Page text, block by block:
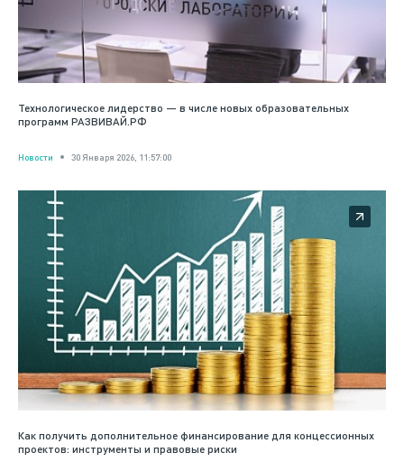
Технологическое лидерство — в числе новых образовательных
программ РАЗВИВАЙ.РФ
Новости 30 Января 2026, 11:57:00
Как получить дополнительное финансирование для концессионных
проектов: инструменты и правовые риски